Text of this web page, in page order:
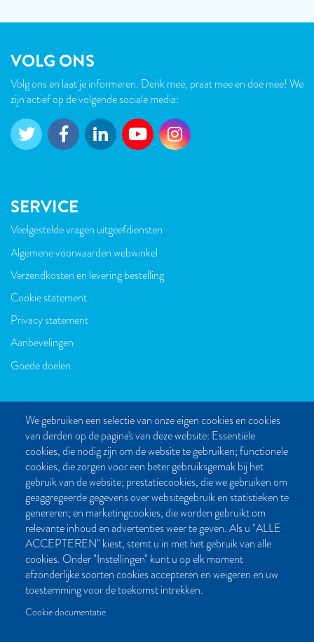
We gebruiken een selectie van onze eigen cookies en cookies
van derden op de pagina's van deze website: Essentiële
cookies, die nodig zijn om de website te gebruiken; functionele
cookies, die zorgen voor een beter gebruiksgemak bij het
gebruik van de website; prestatiecookies, die we gebruiken om
geaggregeerde gegevens over websitegebruik en statistieken te
genereren; en marketingcookies, die worden gebruikt om
relevante inhoud en advertenties weer te geven. Als u "ALLE
ACCEPTEREN" kiest, stemt u in met het gebruik van alle
cookies. Onder "Instellingen" kunt u op elk moment
afzonderlijke soorten cookies accepteren en weigeren en uw
toestemming voor de toekomst intrekken.
Cookie documentatie
VOLG ONS
Volg ons en laat je informeren. Denk mee, praat mee en doe mee! We
zijn actief op de volgende sociale media:
SERVICE
VOET
Veelgestelde vragen uitgeefdiensten
Algemene voorwaarden webwinkel
Verzendkosten en levering bestelling
Cookie statement
Privacy statement
Aanbevelingen
Goede doelen
CONTACT
Post- en bezoekadres:
Kattegat 32-8
9723 JP Groningen
Nederland
Bellen:
050 851 80 41
Bereikbaar van maandag t/m vrijdag tussen 9.00 en 17.00 uur
info[at]palmslag.nl(algemene vragen)